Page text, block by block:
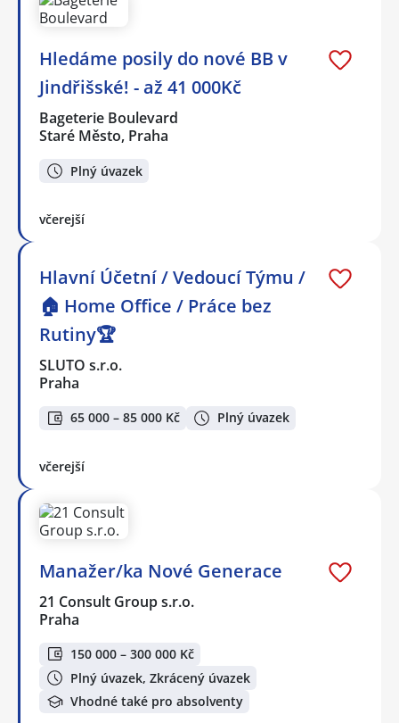
Hledáme posily do nové BB v
Jindřišské! - až 41 000Kč
Bageterie Boulevard
Staré Město, Praha
Plný úvazek
včerejší
Hlavní Účetní / Vedoucí Týmu /
🏠 Home Office / Práce bez
Rutiny🏆
SLUTO s.r.o.
Praha
65 000 – 85 000 Kč Plný úvazek
včerejší
Manažer/ka Nové Generace
21 Consult Group s.r.o.
Praha
150 000 – 300 000 Kč
Plný úvazek, Zkrácený úvazek
Vhodné také pro absolventy